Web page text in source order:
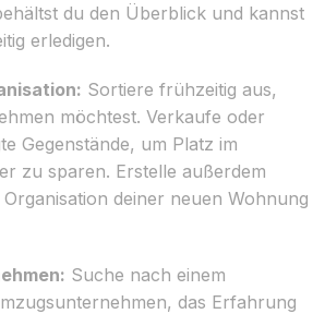
du den Überblick und kannst
erledigen.
Sortiere frühzeitig aus,
möchtest. Verkaufe oder
Gegenstände, um Platz im
zu sparen. Erstelle außerdem
deiner neuen Wohnung
Suche nach einem
das Erfahrung